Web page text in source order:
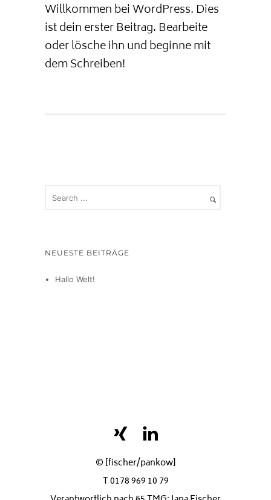
Will­kom­men bei Word­Press. Dies
ist dein ers­ter Bei­trag. Bear­bei­te
oder lösche ihn und begin­ne mit
dem Schreiben!
NEUESTE BEITRÄGE
Hallo Welt!
© [fischer/pankow]
T 0178 969 10 79